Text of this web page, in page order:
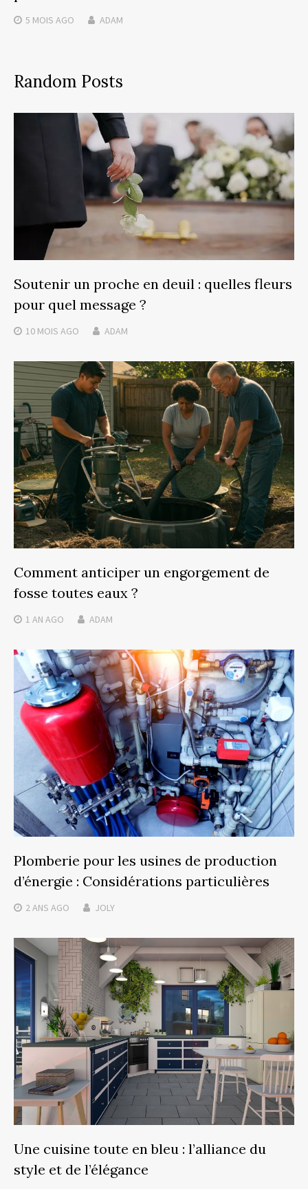
5 MOIS AGO ADAM
Random Posts
Soutenir un proche en deuil : quelles fleurs
pour quel message ?
10 MOIS AGO ADAM
Comment anticiper un engorgement de
fosse toutes eaux ?
1 AN AGO ADAM
Plomberie pour les usines de production
d’énergie : Considérations particulières
2 ANS AGO JOLY
Une cuisine toute en bleu : l’alliance du
style et de l’élégance